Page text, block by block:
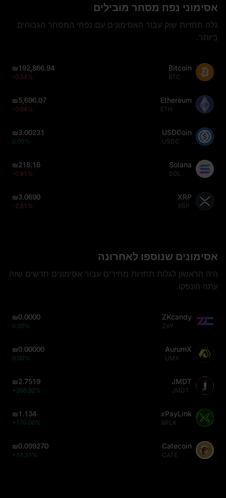
אסימוני נפח מסחר מובילים
גלה תחזיות שוק עבור האסימונים עם נפחי המסחר הגבוהים
ביותר.
Bitcoin
BTC
₪192,866.94
-0.54%
Ethereum
ETH
₪5,696.07
-0.64%
USDCoin
USDC
₪3.00231
0.00%
Solana
SOL
₪218.16
-0.81%
XRP
XRP
₪3.0690
-2.51%
אסימונים שנוספו לאחרונה
היה הראשון לגלות תחזיות מחירים עבור אסימונים חדשים שזה
עתה הונפקו.
ZKcandy
ZAY
₪0.0000
0.00%
AurumX
UMX
₪0.00000
0.00%
JMDT
JMDT
₪2.7519
+266.92%
xPayLink
XPLK
₪1.134
+170.00%
Catecoin
CATE
₪0.099270
+17.31%